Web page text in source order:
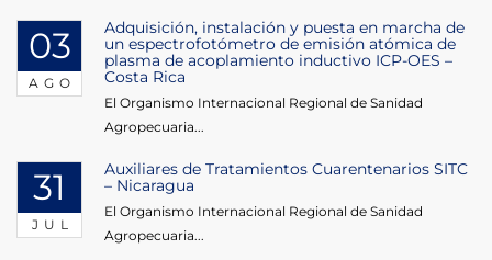
03
AGO
Adquisición, instalación y puesta en marcha de
un espectrofotómetro de emisión atómica de
plasma de acoplamiento inductivo ICP-OES –
Costa Rica
El Organismo Internacional Regional de Sanidad
Agropecuaria...
31
JUL
Auxiliares de Tratamientos Cuarentenarios SITC
– Nicaragua
El Organismo Internacional Regional de Sanidad
Agropecuaria...